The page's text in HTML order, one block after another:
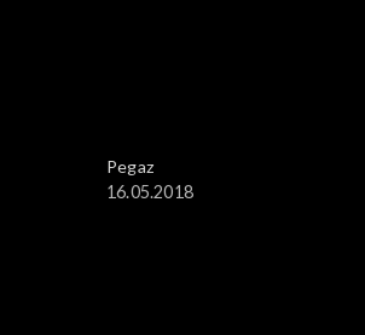
Pegaz
16.05.2018